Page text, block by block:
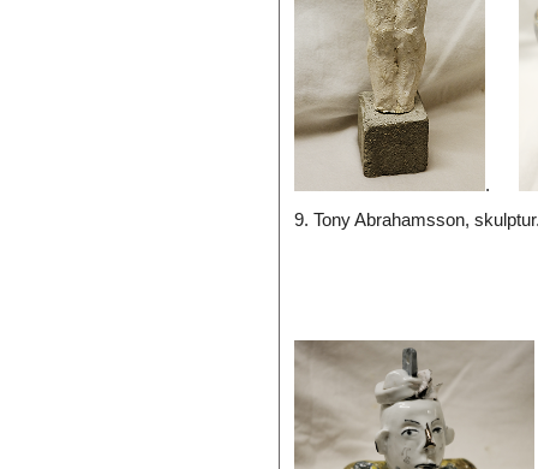
.
9. Tony Abrahamsson,